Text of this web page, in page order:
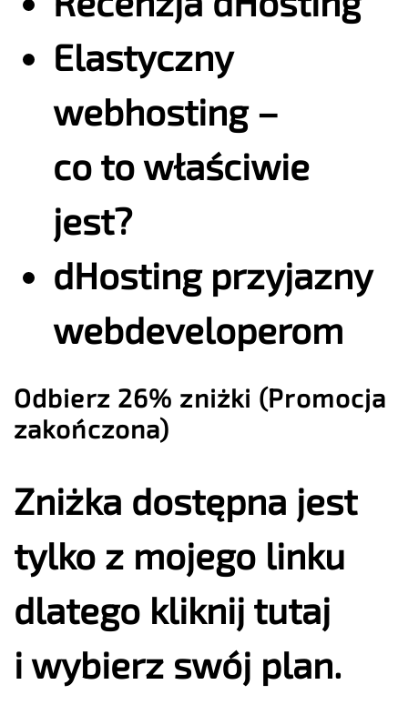
Elastyczny
webhosting –
co to właściwie
jest?
dHosting przyjazny
webdeveloperom
Odbierz 26% zniżki (Promocja
zakończona)
Zniżka dostępna jest
tylko z mojego linku
dlatego kliknij tutaj
i wybierz swój plan.